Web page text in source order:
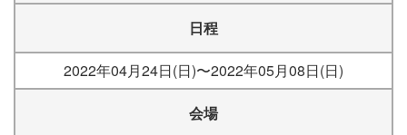
日程
2022年04月24日(日)〜2022年05月08日(日)
会場